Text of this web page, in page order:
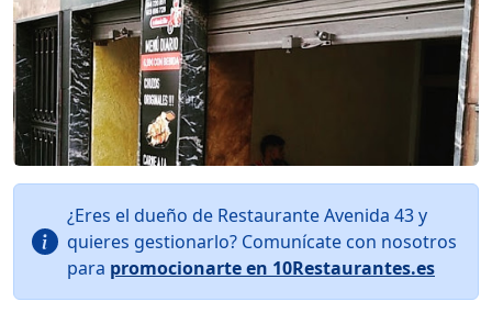
¿Eres el dueño de Restaurante Avenida 43 y
quieres gestionarlo? Comunícate con nosotros
para promocionarte en 10Restaurantes.es